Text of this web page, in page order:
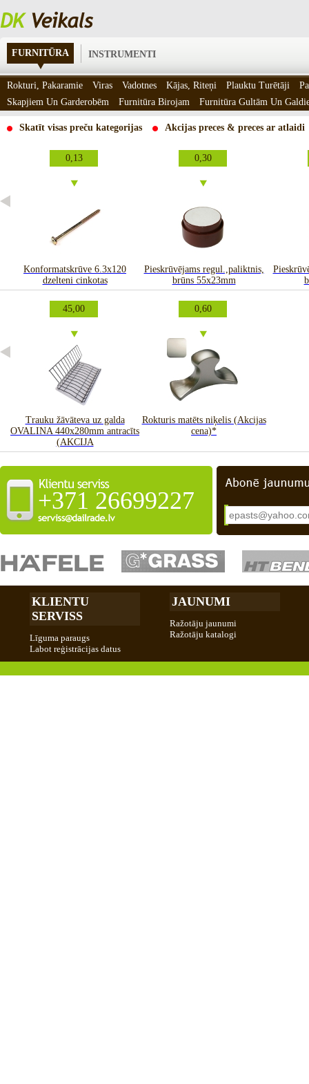
FURNITŪRA INSTRUMENTI
Skatīt visas preču kategorijas Akcijas preces & preces ar atlaidi
0,13
Konformatskrūve 6.3x120
dzelteni cinkotas
0,30
Pieskrūvējams regul.,paliktnis,
brūns 55x23mm
45,00
Trauku žāvāteva uz galda
OVALINA 440x280mm antracīts
(AKCIJA
0,60
Rokturis matēts niķelis (Akcijas
cena)*
+371 26699227
Rokturi, Pakaramie Viras Vadotnes Kājas, Riteņi Plauktu Turētāji
Skapjiem Un Garderobēm
Furnitūra Birojam Furnitūra Gultām Un
KLIENTU
SERVISS
Līguma paraugs
Labot reģistrācijas datus
JAUNUMI
Ražotāju jaunumi
Ražotāju katalogi